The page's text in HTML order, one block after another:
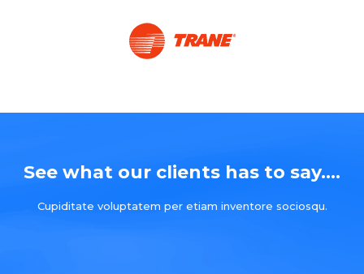
See what our clients has to say....
Cupiditate voluptatem per etiam inventore sociosqu.